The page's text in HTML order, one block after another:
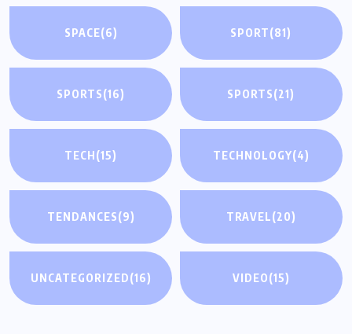
SPACE(6) SPORT(81)
SPORTS(16) SPORTS(21)
TECH(15) TECHNOLOGY(4)
TENDANCES(9) TRAVEL(20)
UNCATEGORIZED(16) VIDEO(15)